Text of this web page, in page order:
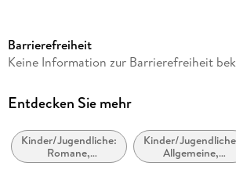
Reihe
Autor/Autorin
Illustrationen
Ina Biber
Barrierefreiheit
Keine Information zur Barrierefreiheit
Entdecken Sie mehr
Kinder/Jugendliche:
Romane,
Erzählungen,
Kinder/
Allgemeine,
moderne und